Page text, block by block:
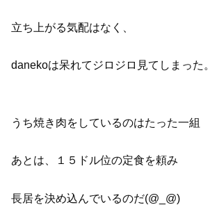
立ち上がる気配はなく、
danekoは呆れてジロジロ見てしまった。
うち焼き肉をしているのはたった一組
あとは、１５ドル位の定食を頼み
長居を決め込んでいるのだ(@_@)